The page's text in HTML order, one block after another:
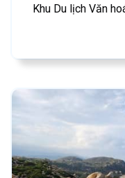
Khu Du lịch Văn